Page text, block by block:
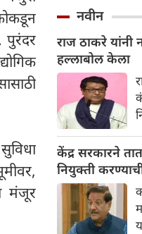
पुरंदर
मंजूर
नवीन
राज ठाकरे यांनी
हल्लाबोल केला
केंद्र सरकारने
नियुक्ती
मागणी